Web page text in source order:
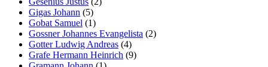
Gigas Johann (5)
Gobat Samuel (1)
Gossner Johannes Evangelista (2)
Gotter Ludwig Andreas (4)
Grafe Hermann Heinrich (9)